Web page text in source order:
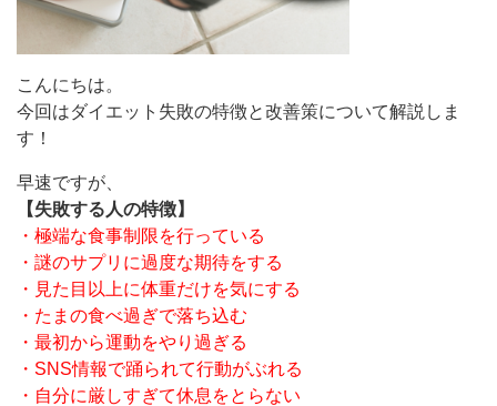
こんにちは。
今回はダイエット失敗の特徴と改善策について解説しま
す！
早速ですが、
【失敗する人の特徴】
・極端な食事制限を行っている
・謎のサプリに過度な期待をする
・見た目以上に体重だけを気にする
・たまの食べ過ぎで落ち込む
・最初から運動をやり過ぎる
・SNS情報で踊られて行動がぶれる
・自分に厳しすぎて休息をとらない